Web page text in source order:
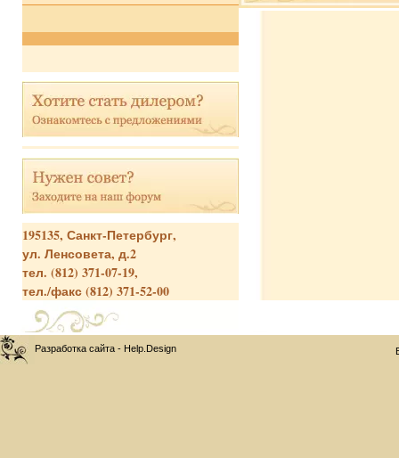
195135, Санкт-Петербург,
ул. Ленсовета, д.2
тел. (812) 371-07-19,
тел./факс (812) 371-52-00
Разработка сайта - Help.Design